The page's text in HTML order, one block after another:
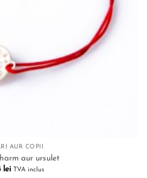
AUR COPII
aur ursulet
lei TVA inclus